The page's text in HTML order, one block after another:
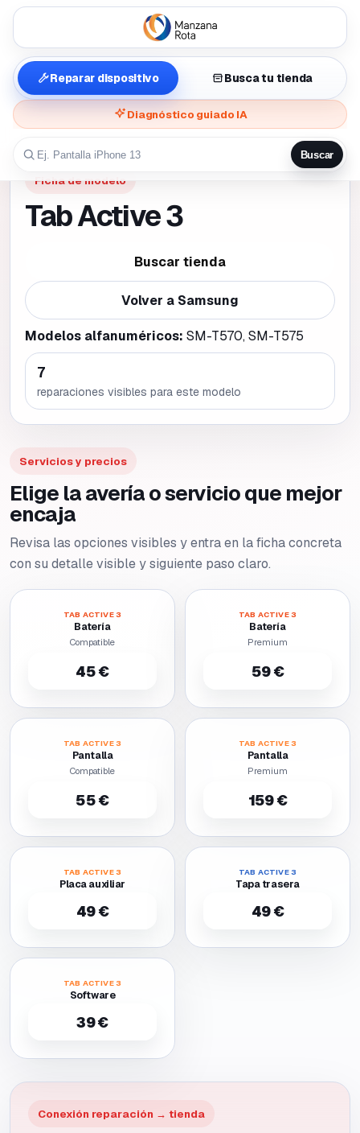
Reparar dispositivo Busca tu tienda
Diagnóstico guiado IA
Buscar
Ficha de modelo
Tab Active 3
Buscar tienda
Volver a Samsung
Modelos alfanuméricos: SM-T570, SM-T575
7
reparaciones visibles para este modelo
Servicios y precios
Elige la avería o servicio que mejor
encaja
Revisa las opciones visibles y entra en la ficha concreta
con su detalle visible y siguiente paso claro.
TAB ACTIVE 3
Batería
Compatible
45 €
TAB ACTIVE 3
Batería
Premium
59 €
TAB ACTIVE 3
Pantalla
Compatible
55 €
TAB ACTIVE 3
Pantalla
Premium
159 €
TAB ACTIVE 3
Placa auxiliar
49 €
TAB ACTIVE 3
Tapa trasera
49 €
TAB ACTIVE 3
Software
39 €
Conexión reparación → tienda